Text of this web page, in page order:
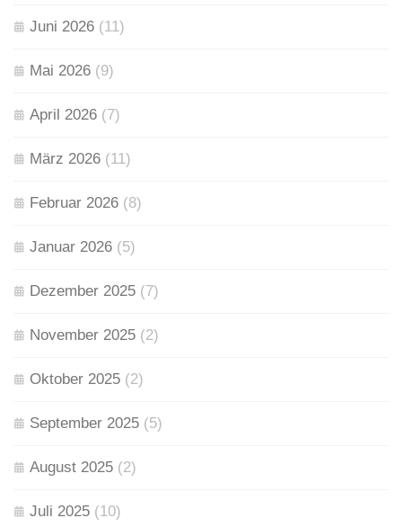
Juni 2026 (11)
Mai 2026 (9)
April 2026 (7)
März 2026 (11)
Februar 2026 (8)
Januar 2026 (5)
Dezember 2025 (7)
November 2025 (2)
Oktober 2025 (2)
September 2025 (5)
August 2025 (2)
Juli 2025 (10)